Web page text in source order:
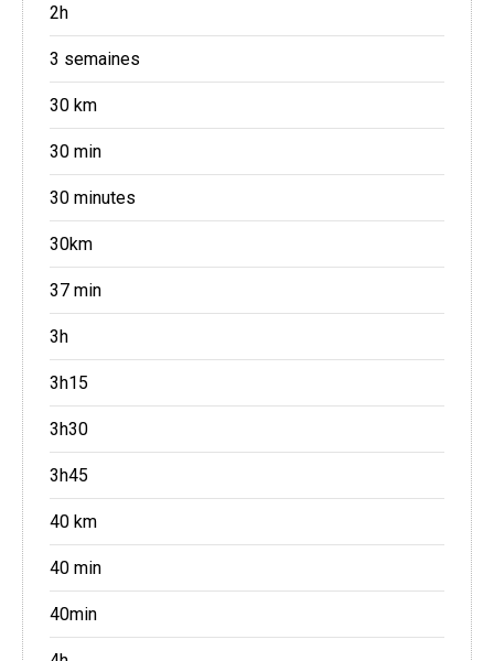
2h
3 semaines
30 km
30 min
30 minutes
30km
37 min
3h
3h15
3h30
3h45
40 km
40 min
40min